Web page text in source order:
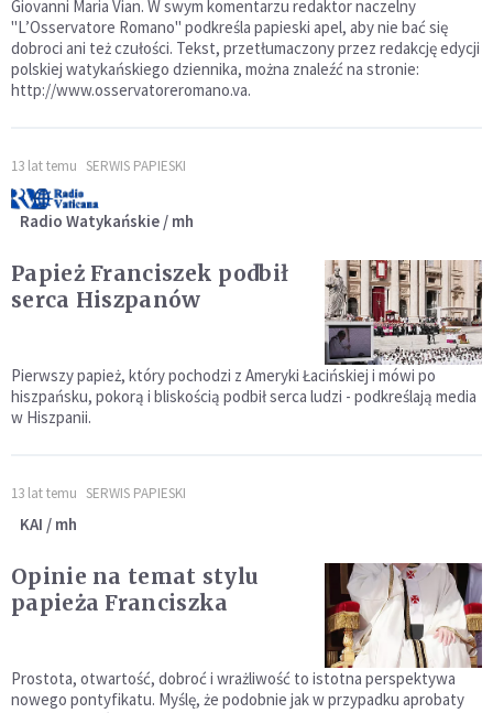
Giovanni Maria Vian. W swym komentarzu redaktor naczelny
"L’Osservatore Romano" podkreśla papieski apel, aby nie bać się
dobroci ani też czułości. Tekst, przetłumaczony przez redakcję edycji
polskiej watykańskiego dziennika, można znaleźć na stronie:
http://www.osservatoreromano.va.
13 lat temu SERWIS PAPIESKI
Radio Watykańskie / mh
Papież Franciszek podbił
serca Hiszpanów
Pierwszy papież, który pochodzi z Ameryki Łacińskiej i mówi po
hiszpańsku, pokorą i bliskością podbił serca ludzi - podkreślają media
w Hiszpanii.
13 lat temu SERWIS PAPIESKI
KAI / mh
Opinie na temat stylu
papieża Franciszka
Prostota, otwartość, dobroć i wrażliwość to istotna perspektywa
nowego pontyfikatu. Myślę, że podobnie jak w przypadku aprobaty